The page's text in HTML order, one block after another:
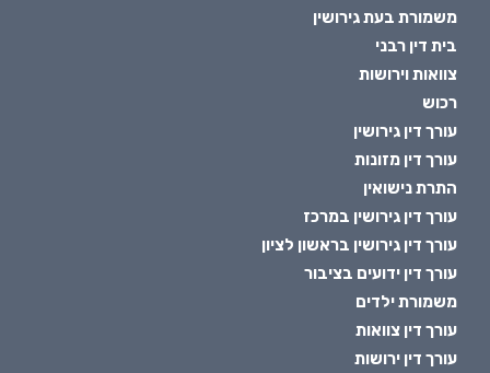
משמורת בעת גירושין
בית דין רבני
צוואות וירושות
רכוש
עורך דין גירושין
עורך דין מזונות
התרת נישואין
עורך דין גירושין במרכז
עורך דין גירושין בראשון לציון
עורך דין ידועים בציבור
משמורת ילדים
עורך דין צוואות
עורך דין ירושות